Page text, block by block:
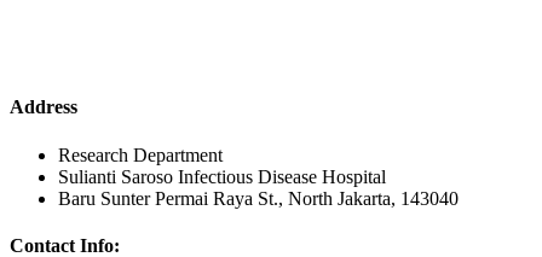
Address
Research Department
Sulianti Saroso Infectious Disease Hospital
Baru Sunter Permai Raya St., North Jakarta, 143040
Contact Info: